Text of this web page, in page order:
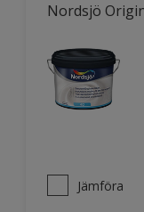
Nordsjö
Jämföra